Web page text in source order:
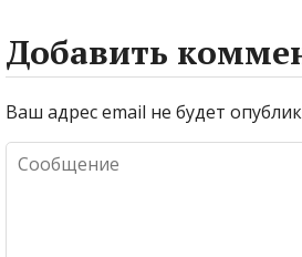
Добавить
Ваш адрес email не будет